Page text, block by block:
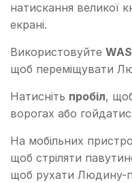
натискання великої
екрані.
Використовуйте
щоб переміщувати
Натисніть пробіл,
ворогах або
На мобільних
щоб стріляти
щоб рухати Людину-